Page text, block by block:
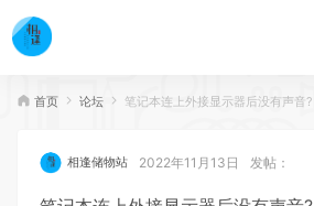
首页 论坛 笔记本连上外接显示器后没有声音?
相逢储物站 2022年11月13日 发帖：